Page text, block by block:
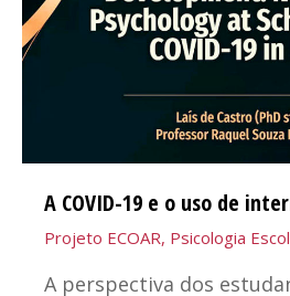
A COVID-19 e o uso de
Projeto ECOAR, Psicologia
A perspectiva dos